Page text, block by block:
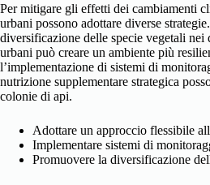
Per mitigare gli effetti dei cambiamenti
urbani possono adottare diverse
diversificazione delle specie vegetali
urbani può creare un ambiente più
l’implementazione di sistemi di
nutrizione supplementare strategica
colonie di api.
Adottare un approccio flessibile
Implementare sistemi di
Promuovere la diversificazione